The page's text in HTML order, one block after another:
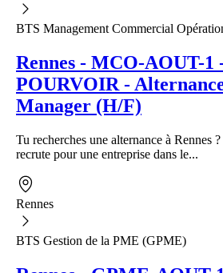
BTS Management Commercial
Rennes - MCO-AOUT-1
POURVOIR -
Manager (H/F)
Tu recherches une alternance à Rennes
recrute pour une entreprise dans le...
Rennes
BTS Gestion de la PME (GPME)